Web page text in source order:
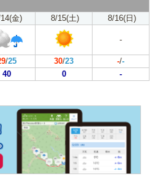
金) 8/15(土) 8/16(日)
-
/25 30/23 -/-
40 0 -